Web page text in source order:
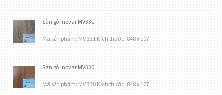
Sàn gỗ Inovar MV331
Mã sản phẩm: MV 331 Kích thước: 848 x 107 …
Sàn gỗ Inovar MV330
Mã sản phẩm: MV 330 Kích thước: 848 x 107 …